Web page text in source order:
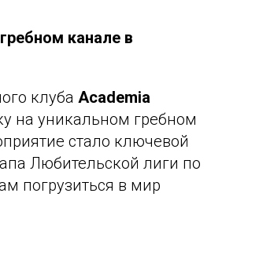
канале в
клуба Academia
на уникальном гребном
стало ключевой
Любительской лиги по
погрузиться в мир